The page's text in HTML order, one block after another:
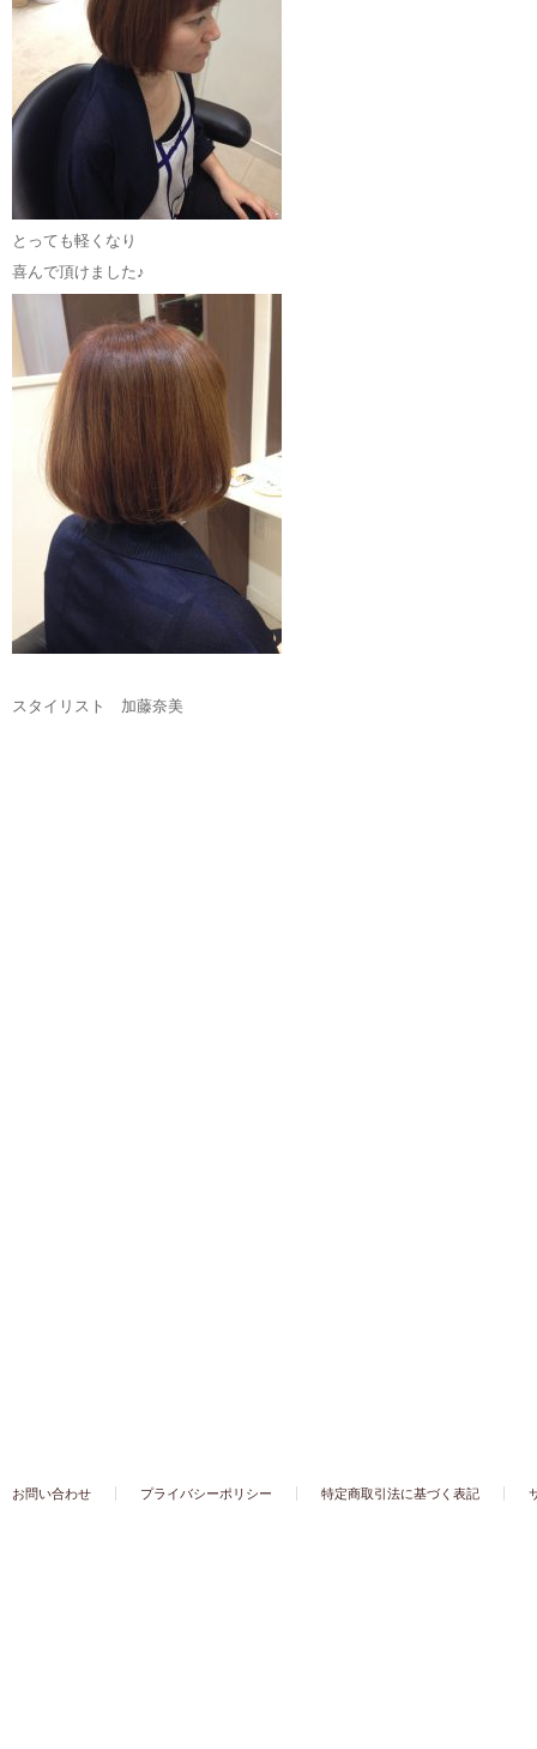
とっても軽くなり
喜んで頂けました♪
スタイリスト 加藤奈美
お問い合わせ プライバシーポリシー 特定商取引法に基づく表記